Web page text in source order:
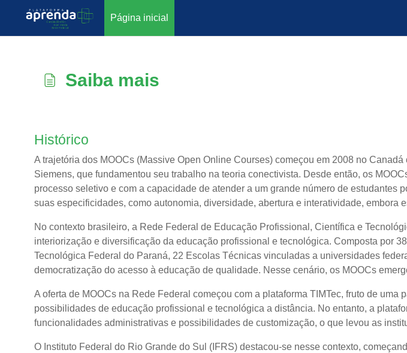
Página inicial
Saiba mais
Histórico
A trajetória dos MOOCs (Massive Open Online Courses) começou em 2008 no
Siemens, que fundamentou seu trabalho na teoria conectivista. Desde então, os
processo seletivo e com a capacidade de atender a um grande número de
suas especificidades, como autonomia, diversidade, abertura e interatividade, embora
No contexto brasileiro, a Rede Federal de Educação Profissional, Científica e
interiorização e diversificação da educação profissional e tecnológica. Composta por
Tecnológica Federal do Paraná, 22 Escolas Técnicas vinculadas a universidades
democratização do acesso à educação de qualidade. Nesse cenário, os MOOCs
A oferta de MOOCs na Rede Federal começou com a plataforma TIMTec, fruto de
possibilidades de educação profissional e tecnológica a distância. No entanto, a
funcionalidades administrativas e possibilidades de customização, o que levou as
O Instituto Federal do Rio Grande do Sul (IFRS) destacou-se nesse contexto,